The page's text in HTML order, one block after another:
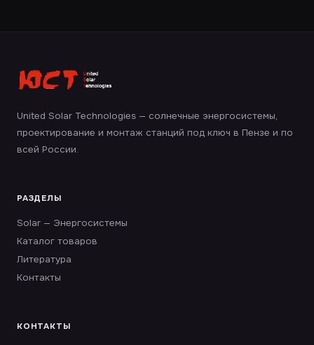
United Solar Technologies — солнечные энергосистемы,
проектирование и монтаж станций под ключ в Пензе и по
всей России.
РАЗДЕЛЫ
Solar — Энергосистемы
Каталог товаров
Литература
Контакты
КОНТАКТЫ